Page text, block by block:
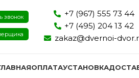
звонок
+7 (967) 555 73 44
+7 (495) 204 13 42
zakaz@dvernoi-
ОПЛАТАУСТАНОВКА